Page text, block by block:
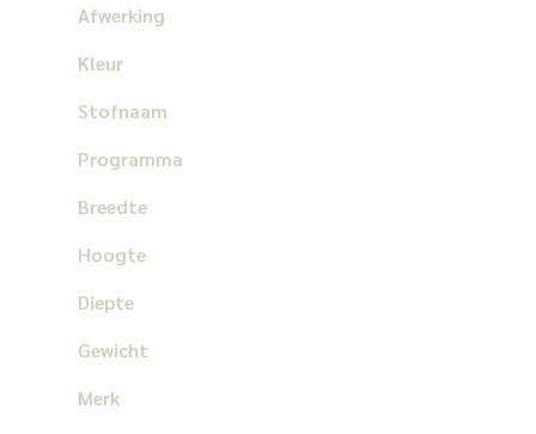
Afwerking
Kleur
Stofnaam
Programma
Breedte
Hoogte
Diepte
Gewicht
Merk